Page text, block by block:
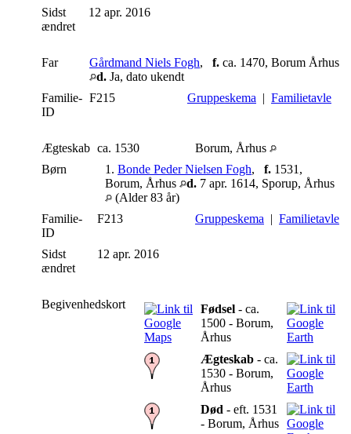
Sidst
ændret
12 apr. 2016
Far Gårdmand Niels Fogh, f. ca. 1470, Borum Århus
d. Ja, dato ukendt
Familie-
ID
F215 Gruppeskema | Familietavle
Ægteskab ca. 1530
Borum, Århus
Børn
1. Bonde Peder Nielsen Fogh, f. 1531,
Borum, Århus
d. 7 apr. 1614, Sporup, Århus
(Alder 83 år)
Familie-
ID
F213 Gruppeskema | Familietavle
Sidst
ændret
12 apr. 2016
Begivenhedskort Fødsel - ca.
1500 - Borum,
Århus
Ægteskab - ca.
1530 - Borum,
Århus
Død - eft. 1531
- Borum, Århus